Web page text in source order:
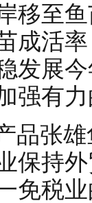
移至
成活
发展
强有
品张
保持
免税